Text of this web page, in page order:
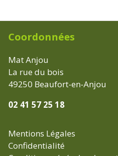
Coordonnées
Mat Anjou
La rue du bois
49250 Beaufort-en-Anjou
02 41 57 25 18
Mentions Légales
Confidentialité